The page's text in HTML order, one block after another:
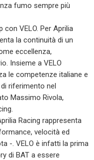
fumo sempre più
con VELO. Per Aprilia
la continuità di un
eccellenza,
Insieme a VELO
le competenze italiane e
riferimento nel
Massimo Rivola,
Racing rappresenta
velocità ed
-. VELO è infatti la prima
di BAT a essere